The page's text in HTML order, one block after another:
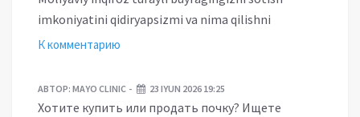
imkoniyatini qidiryapsizmi va nima qilishni
К комментарию
АВТОР: MAYO CLINIC 23 IYUN 2026 19:25
Хотите купить или продать почку? Ищете